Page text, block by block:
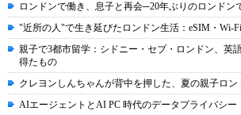
ロンドンで働き、息子と再会─20年ぶりのロンドン
"近所の人"で生き延びたロンドン生活：eSIM・Wi-
親子で3都市留学：シドニー・セブ・ロンドン、英
得たもの
クレヨンしんちゃんが背中を押した、夏の親子ロン
AIエージェントとAI PC 時代のデータプライバシー